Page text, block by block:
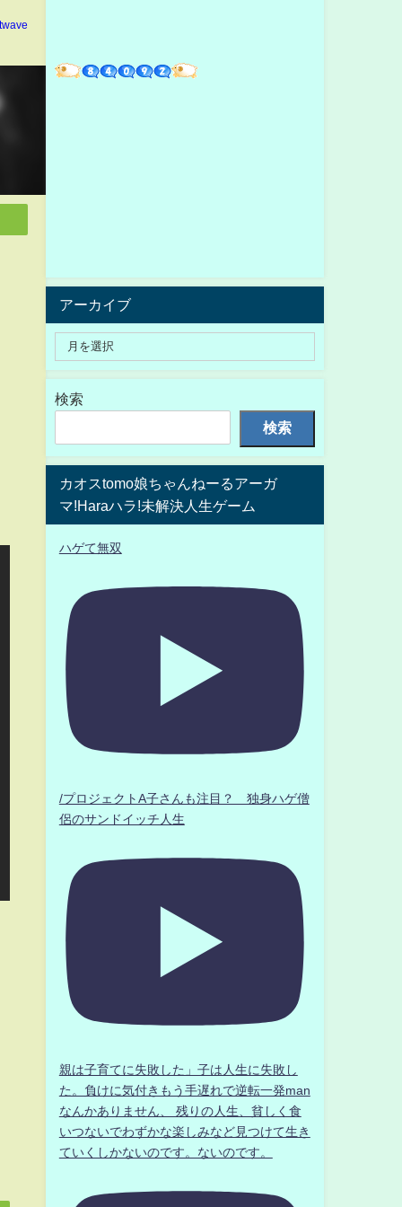
アーカイブ
検索
検索
カオスtomo娘ちゃんねーるアーガ
マ!Haraハラ!未解決人生ゲーム
ハゲて無双
/プロジェクトA子さんも注目？ 独身ハゲ僧
侶のサンドイッチ人生
親は子育てに失敗した」子は人生に失敗し
た。負けに気付きもう手遅れで逆転一発man
なんかありません、 残りの人生、貧しく食
いつないでわずかな楽しみなど見つけて生き
ていくしかないのです。ないのです。